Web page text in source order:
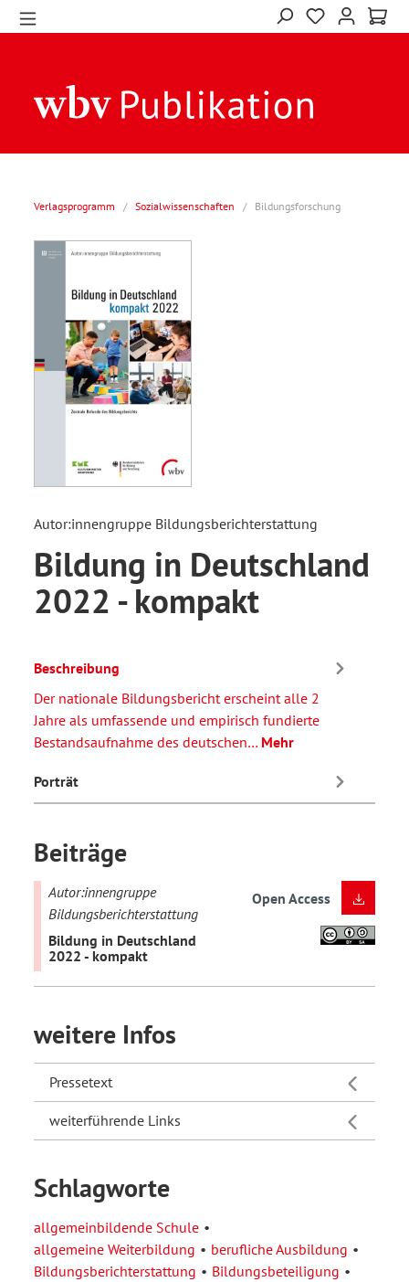
Verlagsprogramm / Sozialwissenschaften / Bildungsforschung
Autor:innengruppe Bildungsberichterstattung
Bildung in Deutschland
2022 - kompakt
Beschreibung
Der nationale Bildungsbericht erscheint alle 2
Jahre als umfassende und empirisch fundierte
Bestandsaufnahme des deutschen… Mehr
Porträt
Beiträge
Autor:innengruppe
Bildungsberichterstattung
Bildung in Deutschland
2022 - kompakt
Open Access
weitere Infos
Pressetext
weiterführende Links
Schlagworte
allgemeinbildende Schule
allgemeine Weiterbildung
berufliche Ausbildung
Bildungsberichterstattung
Bildungsbeteiligung